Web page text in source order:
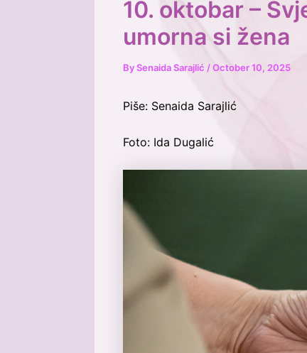
10. oktobar –
umorna si žena
BySenaida Sarajlić /October 10, 2025
Piše: Senaida Sarajlić
Foto: Ida Dugalić